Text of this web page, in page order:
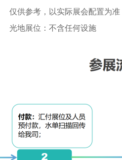
仅供参考，以实际展会配置为准
光地展位：不含任何设施